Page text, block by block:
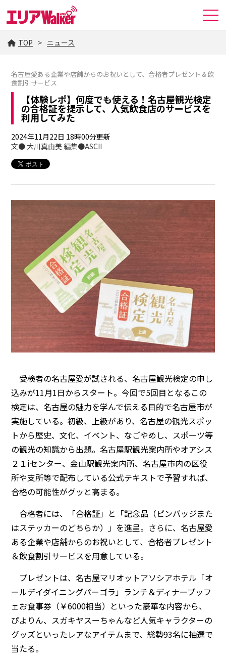
TOP ニュース
名古屋愛ある企業や店舗からのお祝いとして、合格者プレゼント＆飲
食割引サービス
【体験レポ】何度でも使える！名古屋観光検定
の合格証を提示して、人気飲食店のサービスを
利用してみた
2024年11月22日 18時00分更新
文● 大川真由美 編集●ASCII
受検者の名古屋愛が試される、名古屋観光検定の申し
込みが11月1日からスタート。今回で5回目となるこの
検定は、名古屋の魅力を学んで伝える目的で名古屋市が
実施している。初級、上級があり、名古屋の観光スポッ
トから歴史、文化、イベント、なごやめし、スポーツ等
の観光の知識から出題。名古屋駅観光案内所やオアシス
２１iセンター、金山駅観光案内所、名古屋市内の区役
所や支所等で配布している公式テキストで予習すれば、
合格の可能性がグッと高まる。
合格者には、「合格証」と「記念品（ピンバッジまた
はステッカーのどちらか）」を進呈。さらに、名古屋愛
ある企業や店舗からのお祝いとして、合格者プレゼント
＆飲食割引サービスを用意している。
プレゼントは、名古屋マリオットアソシアホテル「オ
ールデイダイニングパーゴラ」ランチ＆ディナーブッフ
ェお食事券（￥6000相当）といった豪華な内容から、
ぴよりん、スガキヤスーちゃんなど人気キャラクターの
グッズといったレアなアイテムまで、総勢93名に抽選で
当たる。